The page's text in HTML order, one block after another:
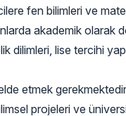
fen bilimleri ve
akademik olarak
dilimleri, lise tercihi
etmek
projeleri ve